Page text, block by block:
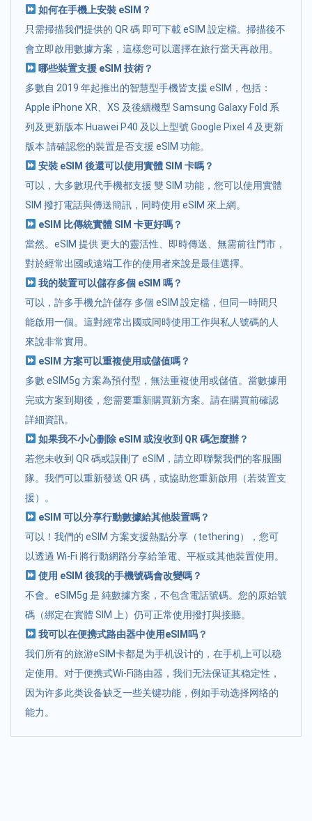
如何在手機上安裝 eSIM？
只需掃描我們提供的 QR 碼 即可下載 eSIM 設定檔。掃描後不
會立即啟用數據方案，這樣您可以選擇在旅行當天再啟用。
哪些裝置支援 eSIM 技術？
多數自 2019 年起推出的智慧型手機皆支援 eSIM，包括：
Apple iPhone XR、XS 及後續機型 Samsung Galaxy Fold 系
列及更新版本 Huawei P40 及以上型號 Google Pixel 4 及更新
版本 請確認您的裝置是否支援 eSIM 功能。
安裝 eSIM 後還可以使用實體 SIM 卡嗎？
可以，大多數現代手機都支援 雙 SIM 功能，您可以使用實體
SIM 撥打電話與傳送簡訊，同時使用 eSIM 來上網。
eSIM 比傳統實體 SIM 卡更好嗎？
當然。eSIM 提供 更大的靈活性、即時傳送、無需前往門市，
對於經常出國或遠端工作的使用者來說是最佳選擇。
我的裝置可以儲存多個 eSIM 嗎？
可以，許多手機允許儲存 多個 eSIM 設定檔，但同一時間只
能啟用一個。這對經常出國或同時使用工作與私人號碼的人
來說非常實用。
eSIM 方案可以重複使用或儲值嗎？
多數 eSIM5g 方案為預付型，無法重複使用或儲值。當數據用
完或方案到期後，您需要重新購買新方案。請在購買前確認
詳細資訊。
如果我不小心刪除 eSIM 或沒收到 QR 碼怎麼辦？
若您未收到 QR 碼或誤刪了 eSIM，請立即聯繫我們的客服團
隊。我們可以重新發送 QR 碼，或協助您重新啟用（若裝置支
援）。
eSIM 可以分享行動數據給其他裝置嗎？
可以！我們的 eSIM 方案支援熱點分享（tethering），您可
以透過 Wi-Fi 將行動網路分享給筆電、平板或其他裝置使用。
使用 eSIM 後我的手機號碼會改變嗎？
不會。eSIM5g 是 純數據方案，不包含電話號碼。您的原始號
碼（綁定在實體 SIM 上）仍可正常使用撥打與接聽。
我可以在便携式路由器中使用eSIM吗？
我们所有的旅游eSIM卡都是为手机设计的，在手机上可以稳
定使用。对于便携式Wi-Fi路由器，我们无法保证其稳定性，
因为许多此类设备缺乏一些关键功能，例如手动选择网络的
能力。